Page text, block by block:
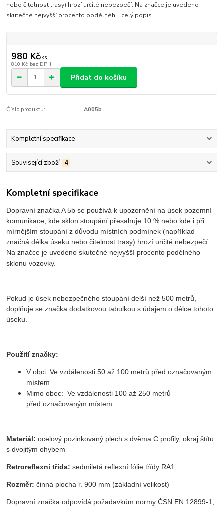
nebo čitelnost trasy) hrozí určité nebezpečí. Na značce je uvedeno
skutečné nejvyšší procento podélnéh... celý popis
980 Kč/ks
810 Kč bez DPH
Přidat do košíku
Číslo produktu: A005b
Kompletní specifikace
Související zboží 4
Kompletní specifikace
Dopravní značka A 5b se používá k upozornění na úsek pozemní
komunikace, kde sklon stoupání přesahuje 10 % nebo kde i při
mírnějším stoupání z důvodu místních podmínek (například
značná délka úseku nebo čitelnost trasy) hrozí určité nebezpečí.
Na značce je uvedeno skutečné nejvyšší procento podélného
sklonu vozovky.
Pokud je úsek nebezpečného stoupání delší než 500 metrů,
doplňuje se značka dodatkovou tabulkou s údajem o délce tohoto
úseku.
Použití značky:
V obci: Ve vzdálenosti 50 až 100 metrů před označovaným
místem.
Mimo obec: Ve vzdálenosti 100 až 250 metrů
před označovaným místem.
Materiál: ocelový pozinkovaný plech s dvěma C profily, okraj štítu
s dvojitým ohybem
Retroreflexní třída: sedmiletá reflexní fólie třídy RA1
Rozměr: činná plocha r. 900 mm (základní velikost)
Dopravní značka odpovídá požadavkům normy ČSN EN 12899-1,